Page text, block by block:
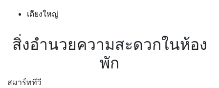
เตียงใหญ่
สิ่งอำนวยความสะดวกในห้อง
พัก
สมาร์ททีวี